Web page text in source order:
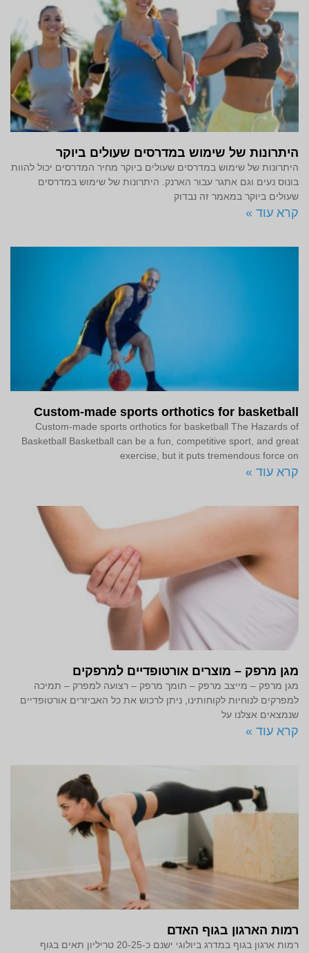
היתרונות של שימוש במדרסים שעולים ביוקר
היתרונות של שימוש במדרסים שעולים ביוקר מחיר המדרסים יכול להוות
בונוס נעים וגם אתגר עבור הארנק. היתרונות של שימוש במדרסים
שעולים ביוקר במאמר זה נבדוק
קרא עוד »
Custom-made sports orthotics for basketball
Custom-made sports orthotics for basketball The Hazards of
Basketball Basketball can be a fun, competitive sport, and great
exercise, but it puts tremendous force on
קרא עוד »
מגן מרפק – מוצרים אורטופדיים למרפקים
מגן מרפק – מייצב מרפק – תומך מרפק – רצועה למפרק – תמיכה
למפרקים לנוחיות לקוחותינו, ניתן לרכוש את כל האביזרים אורטופדיים
שנמצאים אצלנו על
קרא עוד »
רמות הארגון בגוף האדם
רמות ארגון בגוף במדרג ביולוגי ישנם כ-20-25 טריליון תאים בגוף